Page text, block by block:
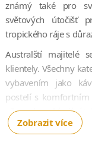
známý také pro
světových útočišť
tropického ráje s
Australští majitelé
klientely. Všechny
vybavením jako
postelí s
vily pak nabízejí
údolí.Zobrazit více